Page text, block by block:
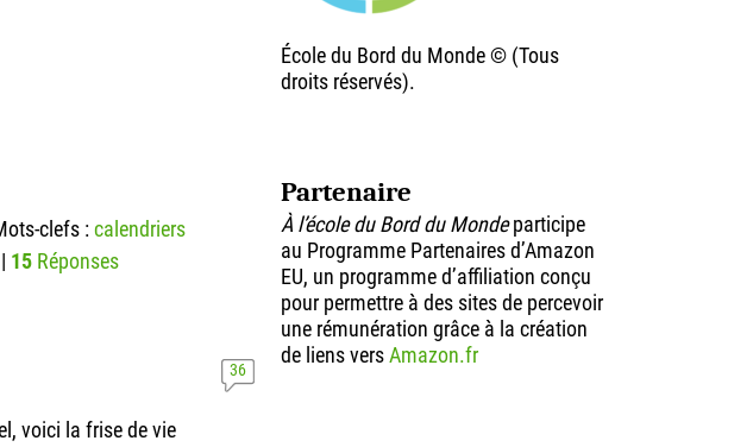
clefs :calendriers
| 15 Réponses
36
voici la frise de vie
École du Bord du Monde © (Tous
droits réservés).
Partenaire
À l’école du Bord du Mondeparticipe
au Programme Partenaires d’Amazon
EU, un programme d’affiliation conçu
pour permettre à des sites de percevoir
une rémunération grâce à la création
de liens versAmazon.fr